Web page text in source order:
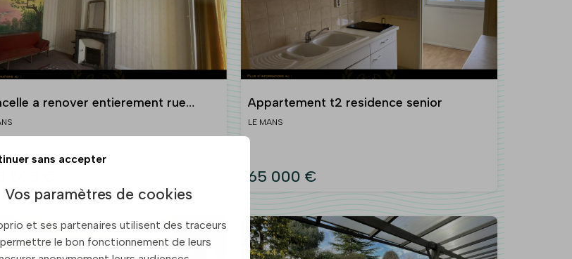
a renover entierement rue
Appartement t2 residence senior
LE MANS
65 000 €
sans accepter
Vos paramètres de cookies
et ses partenaires utilisent des traceurs
le bon fonctionnement de leurs